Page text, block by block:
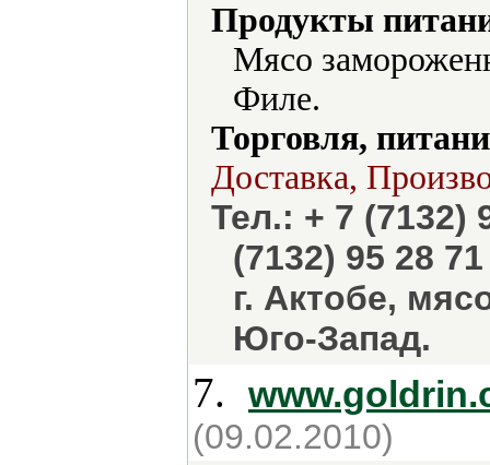
Продукты
Мясо
Филе.
Торговля,
Доставка,
Тел.: + 7 (7132)
(7132) 95 28
г. Актобе,
Юго-Запад.
7.
(09.02.2010)